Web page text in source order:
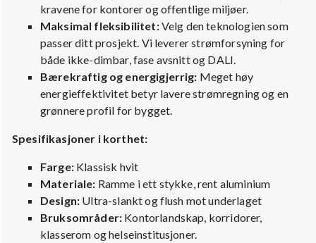
kravene for kontorer og offentlige miljøer.
Maksimal fleksibilitet:Velg den teknologien som
passer ditt prosjekt. Vi leverer strømforsyning for
både ikke-dimbar, fase avsnitt og DALI.
Bærekraftig og energigjerrig: Meget høy
energieffektivitet betyr lavere strømregning og en
grønnere profil for bygget.
Spesifikasjoner i korthet:
Farge:Klassisk hvit
Materiale: Ramme i ett stykke, rent aluminium
Design: Ultra-slankt og flush mot underlaget
Bruksområder: Kontorlandskap, korridorer,
klasserom og helseinstitusjoner.